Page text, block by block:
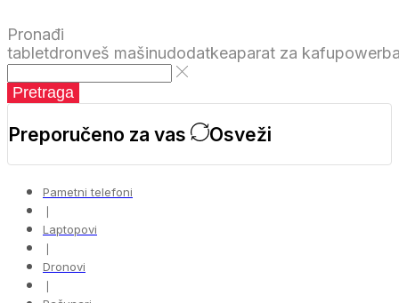
Pronađi
tabletdronveš mašinudodatkeaparat za kafu
Pretraga
Preporučeno za vas Osveži
Pametni telefoni
❘
Laptopovi
❘
Dronovi
❘